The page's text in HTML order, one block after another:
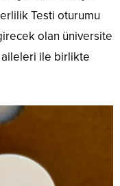
Testi oturumu
olan üniversite
aileleri ile birlikte